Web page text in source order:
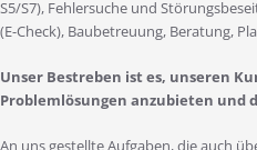
S5/S7), Fehlersuche und
(E-Check), Baubetreuung, Beratung,
Unser Bestreben ist es, unseren
Problemlösungen anzubieten und
An uns gestellte Aufgaben, die auch